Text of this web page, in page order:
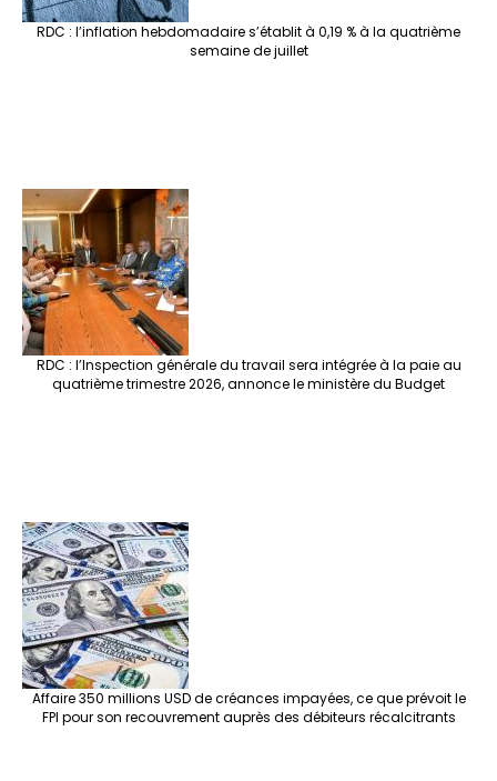
RDC : l’inflation hebdomadaire s’établit à 0,19 % à la quatrième
semaine de juillet
RDC : l’Inspection générale du travail sera intégrée à la paie au
quatrième trimestre 2026, annonce le ministère du Budget
Affaire 350 millions USD de créances impayées, ce que prévoit le
FPI pour son recouvrement auprès des débiteurs récalcitrants